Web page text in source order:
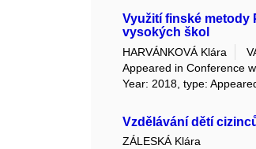
Využití finské metody
vysokých škol
HARVÁNKOVÁ Klára
Appeared in Conference
Year: 2018, type:
Vzdělávání dětí
ZÁLESKÁ Klára